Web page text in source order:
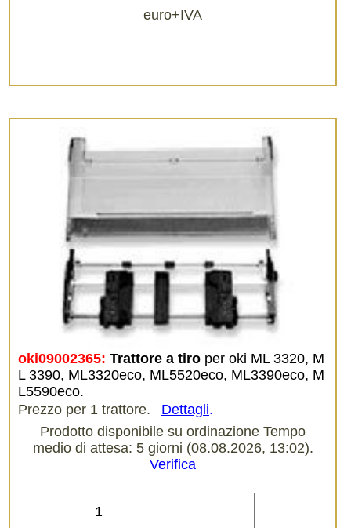
euro+IVA
oki09002365: Trattore a tiro per oki ML 3320, M
L 3390, ML3320eco, ML5520eco, ML3390eco, M
L5590eco.
Prezzo per 1 trattore.
Dettagli.
Prodotto disponibile su ordinazione Tempo
medio di attesa: 5 giorni (08.08.2026, 13:02).
Verifica